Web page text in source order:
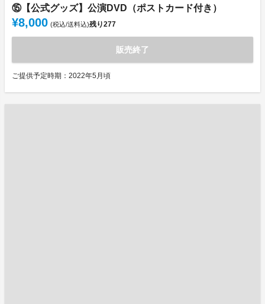
⑮【公式グッズ】公演DVD（ポストカード付き）
¥8,000 (税込/送料込)残り277
販売終了
ご提供予定時期：2022年5月頃